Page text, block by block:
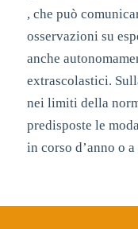
, che può
osservazioni su
anche
extrascolastici.
nei limiti della
predisposte le
in corso d’anno o